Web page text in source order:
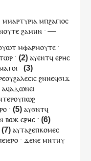
ⲙⲙⲁⲣⲧⲩⲣⲓⲁⲙⲡϩⲁⲅⲓⲟⲥ
ϩⲁⲙⲏⲛ · —
ⲙⲫⲁⲣⲙⲟⲩⲧⲉ ·
· ⲁⲩⲉⲛⲧϥ ⲉⲣⲏⲥ
·
ⲟⲩϩⲁⲗⲉⲥⲓⲥ ϩⲛⲛⲉϥϭⲓϫ
ⲁϥⲁⲇⲱⲛⲉⲓ
ⲟⲩⲡⲱϩ
· ⲁⲩϭⲛⲧϥ
ⲃⲱⲕ ⲉⲣⲏⲥ ·
ⲁⲩⲧⲁϩⲉⲡⲕⲟⲙⲉⲥ
ⲉⲣⲟ · ϫⲉⲛⲉ ⲙⲛⲧⲏⲩ